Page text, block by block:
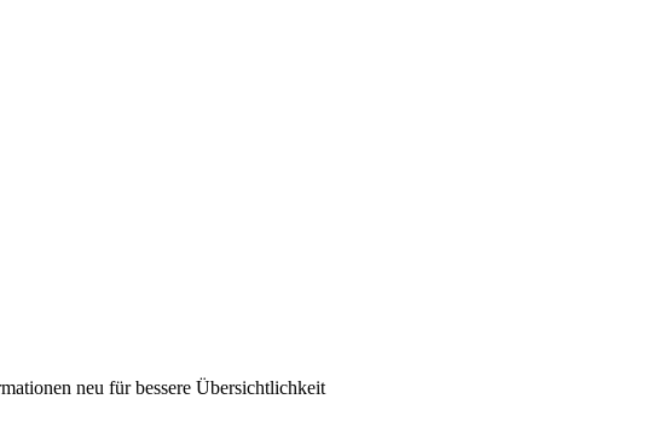
neu für bessere Übersichtlichkeit